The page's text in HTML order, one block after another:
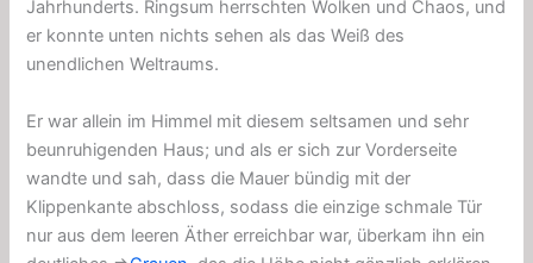
Jahrhunderts. Ringsum herrschten Wolken und Chaos, und
er konnte unten nichts sehen als das Weiß des
unendlichen Weltraums.
Er war allein im Himmel mit diesem seltsamen und sehr
beunruhigenden Haus; und als er sich zur Vorderseite
wandte und sah, dass die Mauer bündig mit der
Klippenkante abschloss, sodass die einzige schmale Tür
nur aus dem leeren Äther erreichbar war, überkam ihn ein